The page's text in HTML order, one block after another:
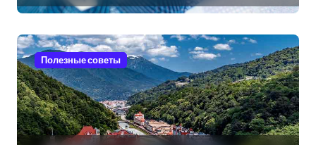
Полезные советы